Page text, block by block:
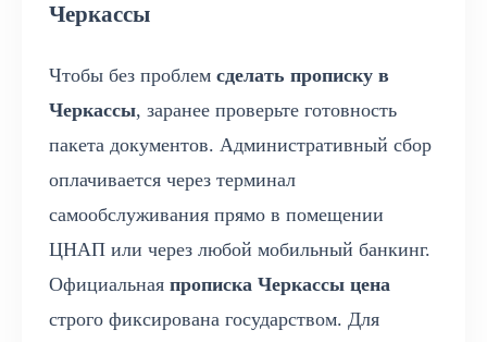
Черкассы
Чтобы без проблем сделать прописку в
Черкассы, заранее проверьте готовность
пакета документов. Административный сбор
оплачивается через терминал
самообслуживания прямо в помещении
ЦНАП или через любой мобильный банкинг.
Официальная прописка Черкассы цена
строго фиксирована государством. Для